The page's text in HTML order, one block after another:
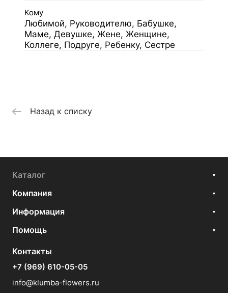
Кому
Любимой, Руководителю, Бабушке,
Маме, Девушке, Жене, Женщине,
Коллеге, Подруге, Ребенку, Сестре
Назад к списку
Каталог
Компания
Информация
Помощь
Контакты
+7 (969) 610-05-05
info@klumba-flowers.ru